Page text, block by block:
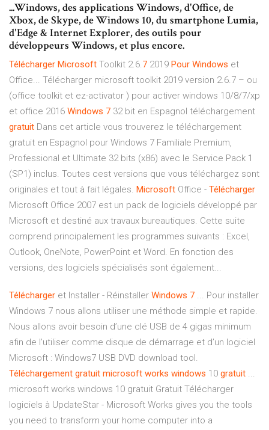
...Windows, des applications Windows, d'Office, de
Xbox, de Skype, de Windows 10, du smartphone Lumia,
d'Edge & Internet Explorer, des outils pour
développeurs Windows, et plus encore.
Télécharger Microsoft Toolkit 2.6.7 2019 Pour Windows et
Office... Télécharger microsoft toolkit 2019 version 2.6.7 – ou
(office toolkit et ez-activator ) pour activer windows 10/8/7/xp
et office 2016 Windows 7 32 bit en Espagnol téléchargement
gratuit Dans cet article vous trouverez le téléchargement
gratuit en Espagnol pour Windows 7 Familiale Premium,
Professional et Ultimate 32 bits (x86) avec le Service Pack 1
(SP1) inclus. Toutes cest versions que vous téléchargez sont
originales et tout à fait légales. Microsoft Office - Télécharger
Microsoft Office 2007 est un pack de logiciels développé par
Microsoft et destiné aux travaux bureautiques. Cette suite
comprend principalement les programmes suivants : Excel,
Outlook, OneNote, PowerPoint et Word. En fonction des
versions, des logiciels spécialisés sont également...
Télécharger et Installer - Réinstaller Windows 7 ... Pour installer
Windows 7 nous allons utiliser une méthode simple et rapide.
Nous allons avoir besoin d’une clé USB de 4 gigas minimum
afin de l’utiliser comme disque de démarrage et d’un logiciel
Microsoft : Windows7 USB DVD download tool.
Téléchargement gratuit microsoft works windows 10 gratuit ...
microsoft works windows 10 gratuit Gratuit Télécharger
logiciels à UpdateStar - Microsoft Works gives you the tools
you need to transform your home computer into a